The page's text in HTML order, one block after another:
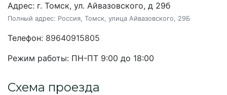
Адрес: г. Томск, ул. Айвазовского, д 29б
Полный адрес: Россия, Томск, улица Айвазовского, 29Б
Телефон: 89640915805
Режим работы: ПН-ПТ 9:00 до 18:00
Схема проезда